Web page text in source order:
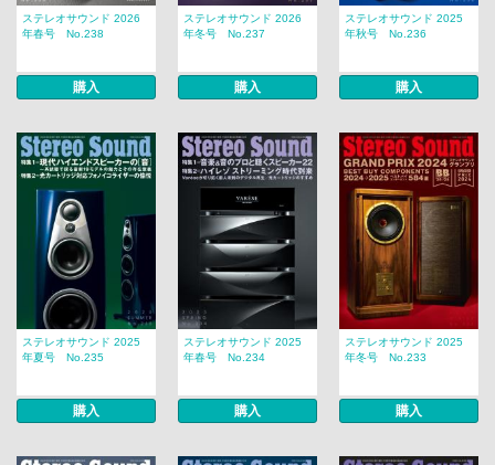
ステレオサウンド 2026
年春号 No.238
購入
ステレオサウンド 2026
年冬号 No.237
購入
ステレオサウンド 2025
年秋号 No.236
購入
ステレオサウンド 2025
年夏号 No.235
購入
ステレオサウンド 2025
年春号 No.234
購入
ステレオサウンド 2025
年冬号 No.233
購入